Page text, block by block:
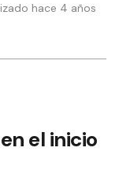
hace 4 años
el inicio